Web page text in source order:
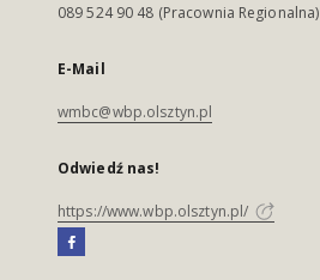
089 524 90 48 (Pracownia Regionalna)
E-Mail
wmbc@wbp.olsztyn.pl
Odwiedź nas!
https://www.wbp.olsztyn.pl/